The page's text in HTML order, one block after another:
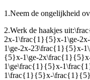
1.Neem de ongelijkheid
2.Werk de haakjes uit:
2x-1\frac{1}{5}x-1\ge-
1\ge-2x-23\frac{1}{5}x-
{5}x-1\ge-
1\ge\frac{1}{5}x-
1\frac{1}{5}x-